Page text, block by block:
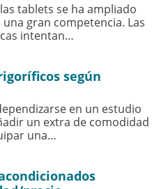
tablets se ha ampliado
gran competencia. Las
intentan…
según
en un estudio
un extra de comodidad
una…